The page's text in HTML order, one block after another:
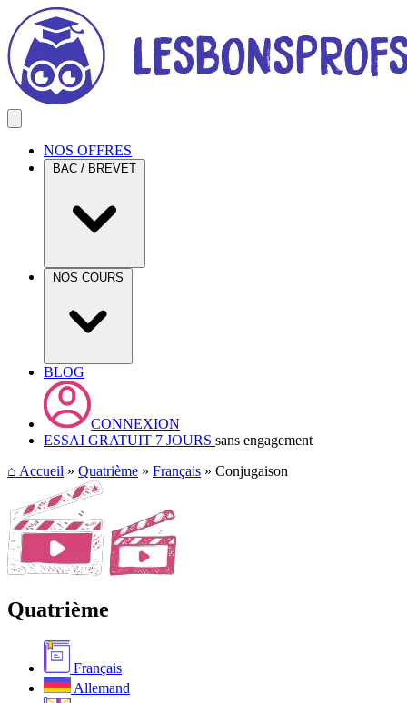
NOS OFFRES
BAC / BREVET
NOS COURS
BLOG
CONNEXION
ESSAI GRATUIT 7 JOURS sans engagement
⌂ Accueil » Quatrième » Français » Conjugaison
Quatrième
Français
Allemand